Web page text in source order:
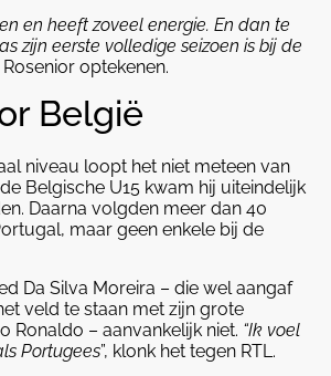
en heeft zoveel energie. En dan te
zijn eerste volledige seizoen is bij de
optekenen.
België
niveau loopt het niet meteen van
Belgische U15 kwam hij uiteindelijk
Daarna volgden meer dan 40
maar geen enkele bij de
Da Silva Moreira – die wel aangaf
veld te staan met zijn grote
Ronaldo – aanvankelijk niet. “Ik voel
Portugees”, klonk het tegen RTL.